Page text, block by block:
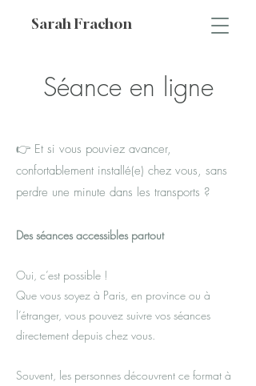
Sarah Frachon
Séance en ligne
👉 Et si vous pouviez avancer,
confortablement installé(e) chez vous, sans
perdre une minute dans les transports ?
Des séances accessibles partout
Oui, c’est possible !
Que vous soyez à Paris, en province ou à
l’étranger, vous pouvez suivre vos séances
directement depuis chez vous.
Souvent, les personnes découvrent ce format à